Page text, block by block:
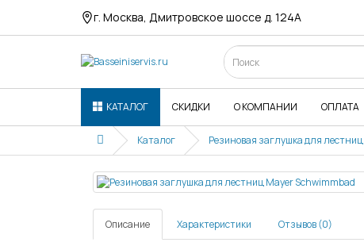
г. Москва, Дмитровское шоссе д. 124А
КАТАЛОГ СКИДКИ О КОМПАНИИ ОПЛАТА
Каталог Резиновая заглушка для
Описание Характеристики Отзывов (0)